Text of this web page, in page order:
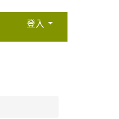
登入